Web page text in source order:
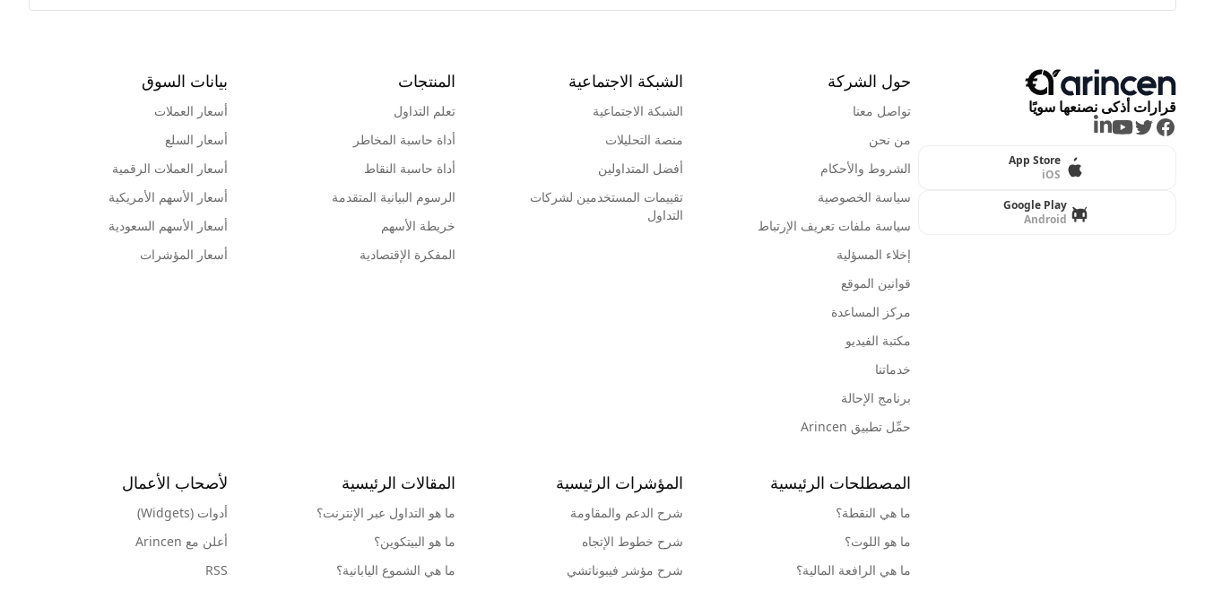
قرارات أذكى نصنعها سويًا
Facebook
Twitter
Youtube
LinkedIn
App Store
iOS
Google Play
Android
حول الشركة
تواصل معنا
من نحن
الشروط والأحكام
سياسة الخصوصية
سياسة ملفات تعريف الإرتباط
إخلاء المسؤلية
قوانين الموقع
مركز المساعدة
مكتبة الفيديو
خدماتنا
برنامج الإحالة
حمِّل تطبيق Arincen
الشبكة الاجتماعية
الشبكة الاجتماعية
منصة التحليلات
أفضل المتداولين
تقييمات المستخدمين لشركات
التداول
المنتجات
تعلم التداول
أداة حاسبة المخاطر
أداة حاسبة النقاط
الرسوم البيانية المتقدمة
خريطة الأسهم
المفكرة الإقتصادية
بيانات السوق
أسعار العملات
أسعار السلع
أسعار العملات الرقمية
أسعار الأسهم الأمريكية
أسعار الأسهم السعودية
أسعار المؤشرات
المصطلحات الرئيسية
ما هي النقطة؟
ما هو اللوت؟
ما هي الرافعة المالية؟
المؤشرات الرئيسية
شرح الدعم والمقاومة
شرح خطوط الإتجاه
شرح مؤشر فيبوناتشي
المقالات الرئيسية
ما هو التداول عبر الإنترنت؟
ما هو البيتكوين؟
ما هي الشموع اليابانية؟
لأصحاب الأعمال
أدوات (Widgets)
أعلن مع Arincen
RSS